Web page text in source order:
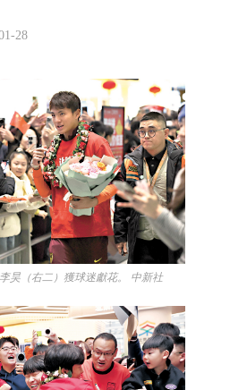
28
昊（右二）獲球迷獻花。 中新社